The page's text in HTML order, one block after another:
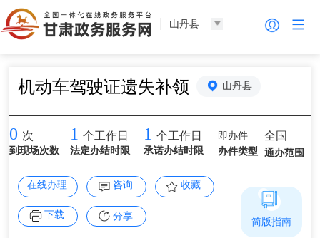
山丹县
机动车驾驶证遗失补领 山丹县
0 次
到现场次数
1 个工作日
法定办结时限
1 个工作日
承诺办结时限
即办件
办件类型
全国
通办范围
在线办理 咨询 收藏
下载 分享 简版指南